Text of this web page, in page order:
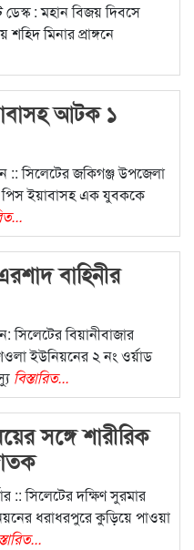
ডেস্ক : মহান বিজয় দিবসে
শহিদ মিনার প্রাঙ্গনে
আটক ১
:: সিলেটের জকিগঞ্জ উপজেলা
ইয়াবাসহ এক যুবককে
বাহিনীর
সিলেটের বিয়ানীবাজার
ইউনিয়নের ২ নং ওর্য়াড
বিস্তারিত...
সঙ্গে শারীরিক
:: সিলেটের দক্ষিণ সুরমার
ধরাধরপুরে কুড়িয়ে পাওয়া